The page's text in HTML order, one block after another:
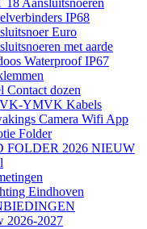
18 Aansluitsnoeren
IP68
Euro
met aarde
Waterproof IP67
Contact dozen
YMVK Kabels
Camera Wifi App
Folder
FOLDER 2026 NIEUW
Eindhoven
2026-2027